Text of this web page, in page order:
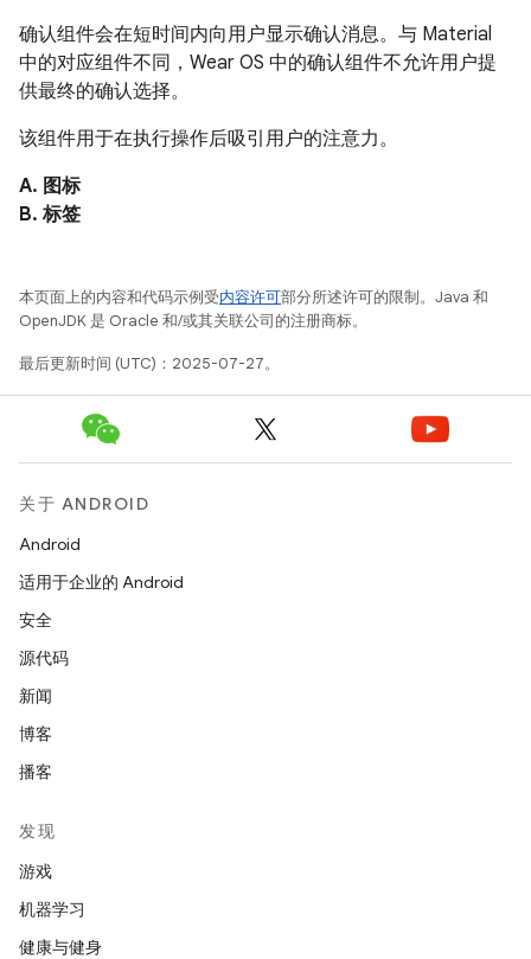
确认组件会在短时间内向用户显示确认消息。与 Material
中的对应组件不同，Wear OS 中的确认组件不允许用户提
供最终的确认选择。
该组件用于在执行操作后吸引用户的注意力。
A. 图标
B. 标签
本页面上的内容和代码示例受内容许可部分所述许可的限制。Java 和
OpenJDK 是 Oracle 和/或其关联公司的注册商标。
最后更新时间 (UTC)：2025-07-27。
关于 ANDROID
Android
适用于企业的 Android
安全
源代码
新闻
博客
播客
发现
游戏
机器学习
健康与健身